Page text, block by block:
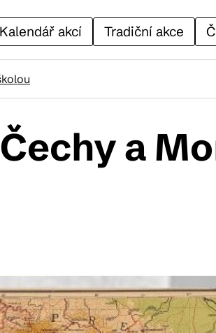
Kalendář akcí Tradiční akce
a